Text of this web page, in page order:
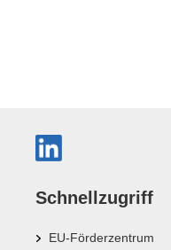
Schnellzugriff
EU-Förderzentrum